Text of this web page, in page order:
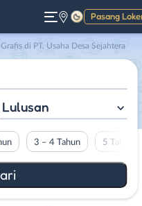
Pasang
Gelap
di PT. Usaha Desa Sejahtera
Lulusan
3 – 4 Tahun 5 Tahun